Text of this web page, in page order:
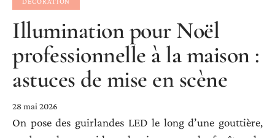
Illumination pour Noël
professionnelle à la maison :
astuces de mise en scène
28 mai 2026
On pose des guirlandes LED le long d’une gouttière,